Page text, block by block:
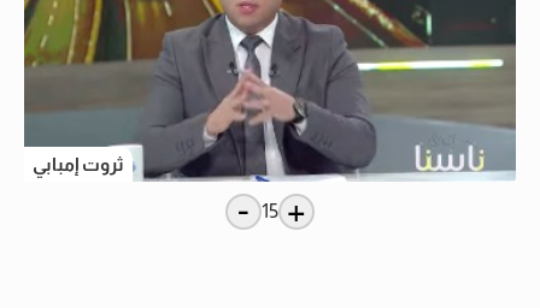
ثروت إمبابي
+
15
-